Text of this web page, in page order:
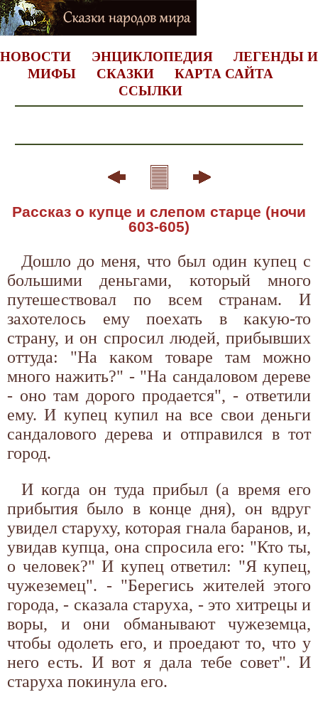
НОВОСТИ ЭНЦИКЛОПЕДИЯ
ЛЕГЕНДЫ И
МИФЫ
СКАЗКИ
КАРТА САЙТА
ССЫЛКИ
Рассказ о купце и слепом старце (ночи
603-605)
Дошло до меня, что был один купец с
большими деньгами, который много
путешествовал по всем странам. И
захотелось ему поехать в какую-то
страну, и он спросил людей, прибывших
оттуда: "На каком товаре там можно
много нажить?" - "На сандаловом дереве
- оно там дорого продается", - ответили
ему. И купец купил на все свои деньги
сандалового дерева и отправился в тот
город.
И когда он туда прибыл (а время его
прибытия было в конце дня), он вдруг
увидел старуху, которая гнала баранов, и,
увидав купца, она спросила его: "Кто ты,
о человек?" И купец ответил: "Я купец,
чужеземец". - "Берегись жителей этого
города, - сказала старуха, - это хитрецы и
воры, и они обманывают чужеземца,
чтобы одолеть его, и проедают то, что у
него есть. И вот я дала тебе совет". И
старуха покинула его.